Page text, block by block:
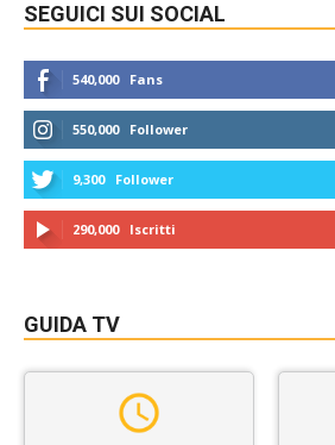
SEGUICI SUI SOCIAL
540,000 Fans
550,000 Follower
9,300 Follower
290,000 Iscritti
GUIDA TV